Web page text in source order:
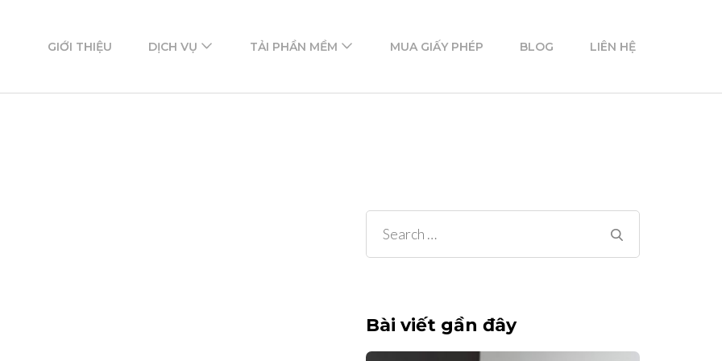
GIỚI THIỆU DỊCH VỤ TẢI PHẦN MỀM MUA GIẤY PHÉP BLOG LIÊN HỆ
Search
for:
Bài viết gần đây